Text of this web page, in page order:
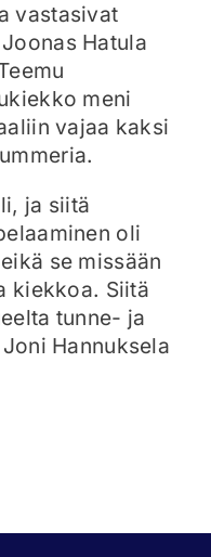
vastasivat
Hatula
meni
vajaa kaksi
ja siitä
oli
se missään
kiekkoa. Siitä
tunne- ja
Hannuksela